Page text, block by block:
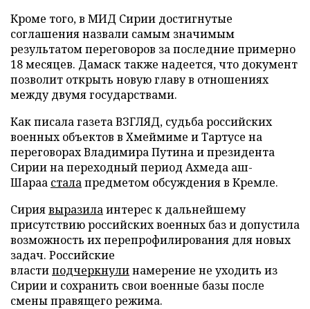
Кроме того, в МИД Сирии достигнутые
соглашения назвали самым значимым
результатом переговоров за последние примерно
18 месяцев. Дамаск также надеется, что документ
позволит открыть новую главу в отношениях
между двумя государствами.
Как писала газета ВЗГЛЯД, судьба российских
военных объектов в Хмеймиме и Тартусе на
переговорах Владимира Путина и президента
Сирии на переходный период Ахмеда аш-
Шараа сталапредметом обсуждения в Кремле.
Сириявыразилаинтерес к дальнейшему
присутствию российских военных баз и допустила
возможность их перепрофилирования для новых
задач. Российские
властиподчеркнулинамерение не уходить из
Сирии и сохранить свои военные базы после
смены правящего режима.